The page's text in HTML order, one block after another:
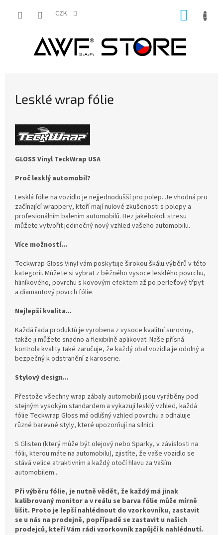
CZK
Lesklé wrap fólie
GLOSS Vinyl TeckWrap USA
Proč lesklý automobil?
Lesklá fólie na vozidlo je nejjednodušší pro polep. Je vhodná pro
začínající wrappery, kteří mají nulové zkušenosti s polepy a
profesionálním balením automobilů. Bez jakéhokoli stresu
můžete vytvořit jedinečný nový vzhled vašeho automobilu.
Více možností...
Teckwrap Gloss Vinyl vám poskytuje širokou škálu výběrů v této
kategorii. Můžete si vybrat z běžného vysoce lesklého povrchu,
hliníkového, povrchu s kovovým efektem až po perleťový třpyt
a diamantový povrch fólie.
Nejlepší kvalita...
Každá řada produktů je vyrobena z vysoce kvalitní suroviny,
takže ji můžete snadno a flexibilně aplikovat. Naše přísná
kontrola kvality také zaručuje, že každý obal vozidla je odolný a
bezpečný k odstranění z karoserie.
Stylový design...
Přestože všechny wrap zábaly automobilů jsou vyráběny pod
stejným vysokým standardem a vykazují lesklý vzhled, každá
fólie Teckwrap Gloss má odlišný vzhled povrchu a odhaluje
různé barevné styly, které upozorňují na silnici.
S Glisten (který může být olejový nebo Sparky, v závislosti na
fólii, kterou máte na automobilu), zjistíte, že vaše vozidlo se
stává velice atraktivním a každý otočí hlavu za Vaším
automobilem...
Při výběru fólie, je nutně vědět, že každý má jinak
kalibrovaný monitor a v reálu se barva fólie může mírně
lišit. Proto je lepší nahlédnout do vzorkovníku, zastavit
se u nás na prodejně, popřípadě se zastavit u našich
prodejců, kteří Vám rádi vzorkovník zapůjčí k nahlédnutí.